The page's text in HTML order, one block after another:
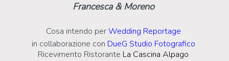
Francesca & Moreno
Cosa intendo perWedding Reportage
in collaborazione con DueG Studio Fotografico
Ricevimento Ristorante La Cascina Alpago